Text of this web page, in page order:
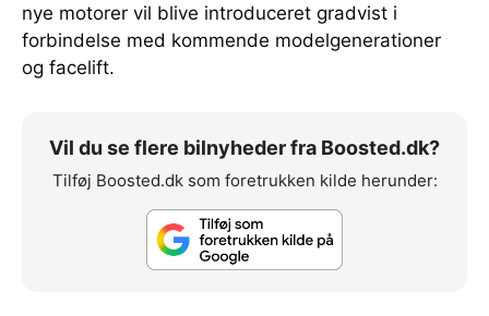
nye motorer vil blive introduceret gradvist i
forbindelse med kommende modelgenerationer
og facelift.
Vil du se flere bilnyheder fra Boosted.dk?
Tilføj Boosted.dk som foretrukken kilde herunder: